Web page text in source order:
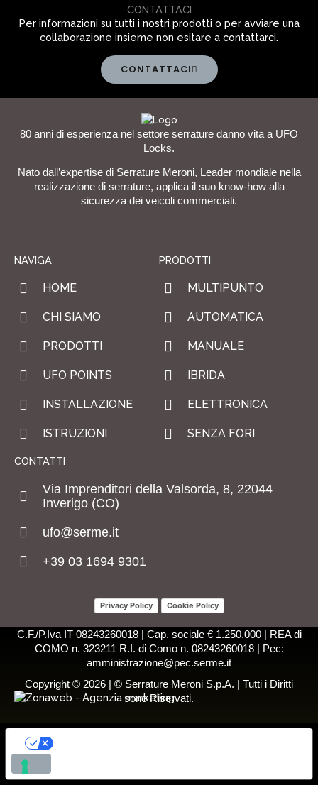
CONTATTACI
Per informazioni su tutti i nostri prodotti o per avviare una
collaborazione insieme non esitare a contattarci.
CONTATTACI
80 anni di esperienza nel settore serrature danno vita a UFO
Locks.
Nato dall’expertise di Serrature Meroni, Leader mondiale nella
realizzazione di serrature, applica il suo know-how alla
sicurezza dei veicoli commerciali.
NAVIGA
HOME
CHI SIAMO
PRODOTTI
UFO POINTS
INSTALLAZIONE
ISTRUZIONI
PRODOTTI
MULTIPUNTO
AUTOMATICA
MANUALE
IBRIDA
ELETTRONICA
SENZA FORI
CONTATTI
Via Imprenditori della Valsorda, 8, 22044
Inverigo (CO)
ufo@serme.it
+39 03 1694 9301
Privacy Policy Cookie Policy
C.F./P.Iva IT 08243260018 | Cap. sociale € 1.250.000 | REA di
COMO n. 323211 R.I. di Como n. 08243260018 | Pec:
amministrazione@pec.serme.it
Copyright © 2026 | © Serrature Meroni S.p.A. | Tutti i Diritti
sono Riservati.
Informativa sulla raccolta